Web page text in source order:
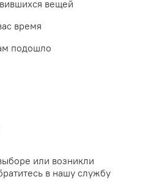
вещей
время
подошло
или возникли
в нашу службу